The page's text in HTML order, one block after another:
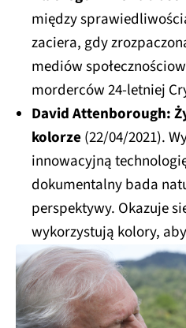
między
zaciera, gdy
mediów
morderców 24-letniej
David Attenborough:
kolorze(22/04/2021).
innowacyjną
dokumentalny bada
perspektywy. Okazuje
wykorzystują kolory,